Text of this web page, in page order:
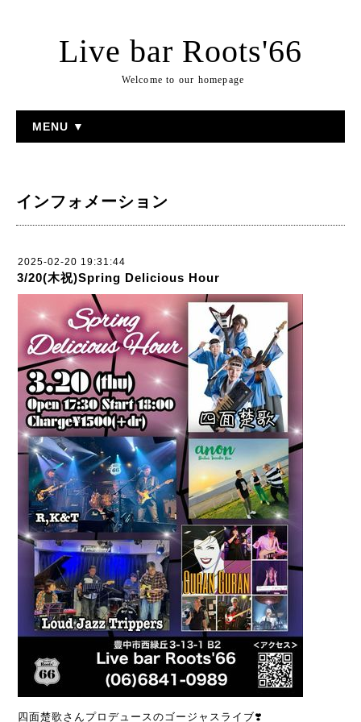
Live bar Roots'66
Welcome to our homepage
MENU ▼
インフォメーション
2025-02-20 19:31:44
3/20(木祝)Spring Delicious Hour
四面楚歌さんプロデュースのゴージャスライブ❣️